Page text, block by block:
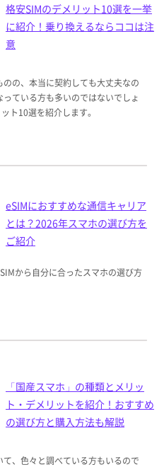
格安SIMのデメリット10選を一挙
に紹介！乗り換えるならココは注
意
の、本当に契約しても大丈夫なの
ている方も多いのではないでしょ
ト10選を紹介します。
eSIMにおすすめな通信キャリア
とは？2026年スマホの選び方を
ご紹介
から自分に合ったスマホの選び方
「国産スマホ」の種類とメリッ
ト・デメリットを紹介！おすすめ
の選び方と購入方法も解説
、色々と調べている方もいるので